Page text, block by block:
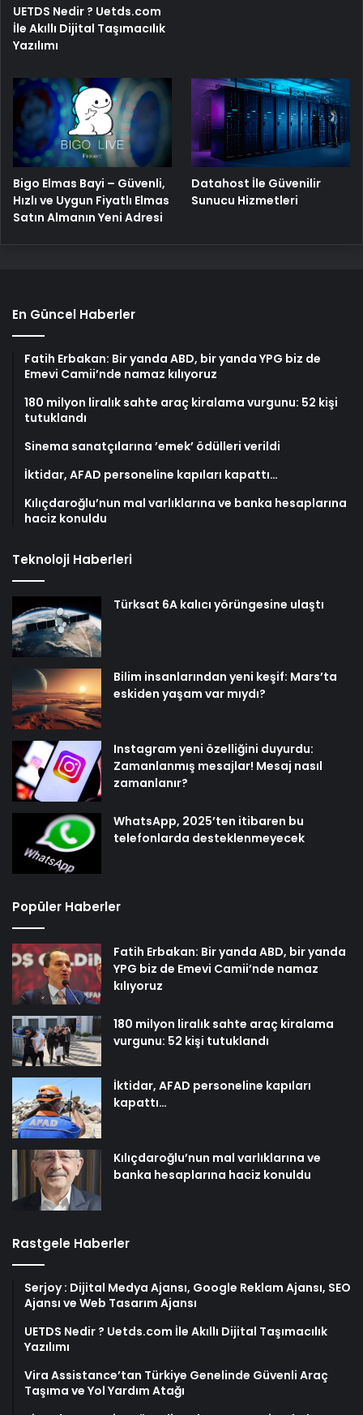
UETDS Nedir ? Uetds.com
İle Akıllı Dijital Taşımacılık
Yazılımı
Bigo Elmas Bayi – Güvenli,
Hızlı ve Uygun Fiyatlı Elmas
Satın Almanın Yeni Adresi
Datahost İle Güvenilir
Sunucu Hizmetleri
En Güncel Haberler
Fatih Erbakan: Bir yanda ABD, bir yanda YPG biz de
Emevi Camii’nde namaz kılıyoruz
180 milyon liralık sahte araç kiralama vurgunu: 52 kişi
tutuklandı
Sinema sanatçılarına ’emek’ ödülleri verildi
İktidar, AFAD personeline kapıları kapattı…
Kılıçdaroğlu’nun mal varlıklarına ve banka hesaplarına
haciz konuldu
Teknoloji Haberleri
Türksat 6A kalıcı yörüngesine ulaştı
Bilim insanlarından yeni keşif: Mars’ta
eskiden yaşam var mıydı?
Instagram yeni özelliğini duyurdu:
Zamanlanmış mesajlar! Mesaj nasıl
zamanlanır?
WhatsApp, 2025’ten itibaren bu
telefonlarda desteklenmeyecek
Popüler Haberler
Fatih Erbakan: Bir yanda ABD, bir yanda
YPG biz de Emevi Camii’nde namaz
kılıyoruz
180 milyon liralık sahte araç kiralama
vurgunu: 52 kişi tutuklandı
İktidar, AFAD personeline kapıları
kapattı…
Kılıçdaroğlu’nun mal varlıklarına ve
banka hesaplarına haciz konuldu
Rastgele Haberler
Serjoy : Dijital Medya Ajansı, Google Reklam Ajansı, SEO
Ajansı ve Web Tasarım Ajansı
UETDS Nedir ? Uetds.com İle Akıllı Dijital Taşımacılık
Yazılımı
Vira Assistance’tan Türkiye Genelinde Güvenli Araç
Taşıma ve Yol Yardım Atağı